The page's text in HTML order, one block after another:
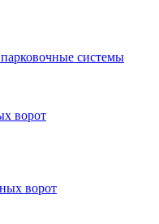
системы
ворот
ворот